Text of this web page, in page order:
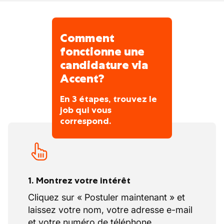
Comment
fonctionne une
candidature via
Accent?
En 3 étapes, trouvez le
job qui vous
correspond.
1. Montrez votre intérêt
Cliquez sur « Postuler maintenant » et
laissez votre nom, votre adresse e-mail